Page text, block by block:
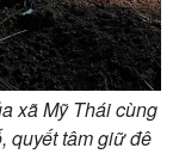
xã Mỹ Thái cùng
quyết tâm giữ đê